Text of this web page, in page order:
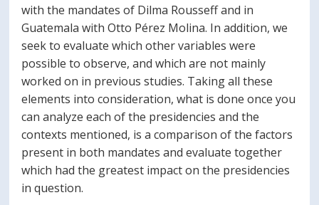
with the mandates of Dilma Rousseff and in
Guatemala with Otto Pérez Molina. In addition, we
seek to evaluate which other variables were
possible to observe, and which are not mainly
worked on in previous studies. Taking all these
elements into consideration, what is done once you
can analyze each of the presidencies and the
contexts mentioned, is a comparison of the factors
present in both mandates and evaluate together
which had the greatest impact on the presidencies
in question.